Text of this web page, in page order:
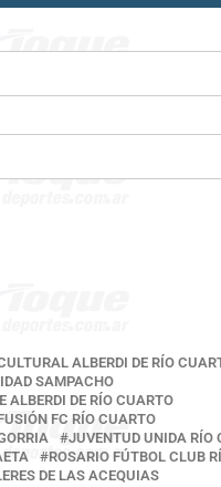
ALBERDI DE RÍO
SAMPACHO
ALBERDI DE RÍO CUARTO
FC RÍO CUARTO
JUVENTUD UNIDA RÍO
ROSARIO FÚTBOL CLUB
DE LAS ACEQUIAS